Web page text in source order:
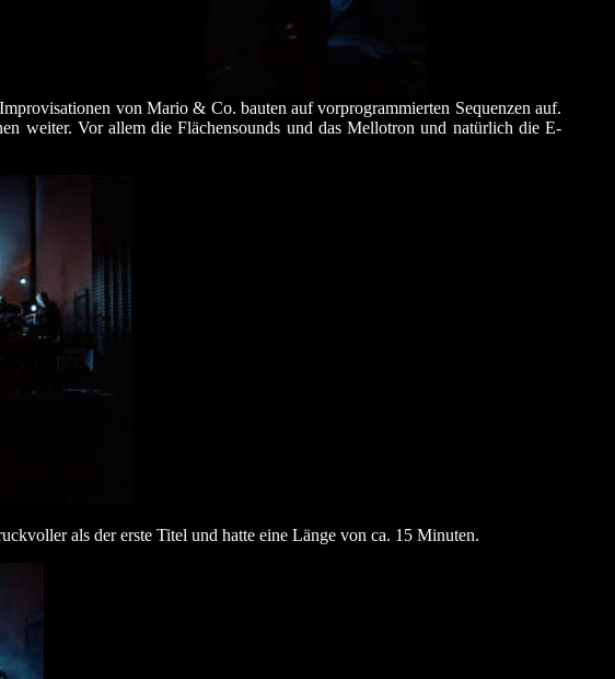
von Mario & Co. bauten auf vorprogrammierten Sequenzen auf.
weiter. Vor allem die Flächensounds und das Mellotron und natürlich die E-
als der erste Titel und hatte eine Länge von ca. 15 Minuten.